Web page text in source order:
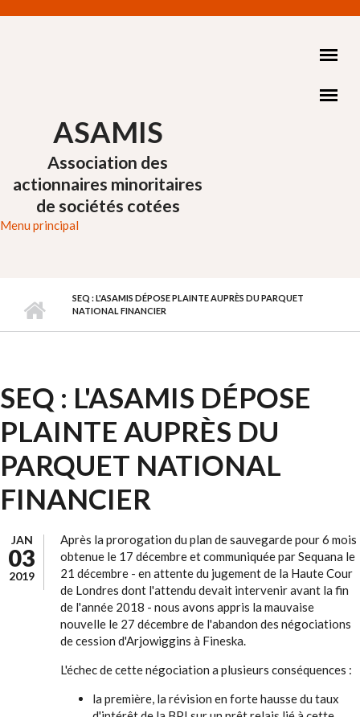
ASAMIS
Association des
actionnaires minoritaires
de sociétés cotées
Menu principal
SEQ : L'ASAMIS DÉPOSE PLAINTE AUPRÈS DU PARQUET
NATIONAL FINANCIER
SEQ : L'ASAMIS DÉPOSE
PLAINTE AUPRÈS DU
PARQUET NATIONAL
FINANCIER
JAN
03
2019
Après la prorogation du plan de sauvegarde pour 6 mois
obtenue le 17 décembre et communiquée par Sequana le
21 décembre - en attente du jugement de la Haute Cour
de Londres dont l'attendu devait intervenir avant la fin
de l'année 2018 - nous avons appris la mauvaise
nouvelle le 27 décembre de l'abandon des négociations
de cession d'Arjowiggins à Fineska.
L'échec de cette négociation a plusieurs conséquences :
la première, la révision en forte hausse du taux